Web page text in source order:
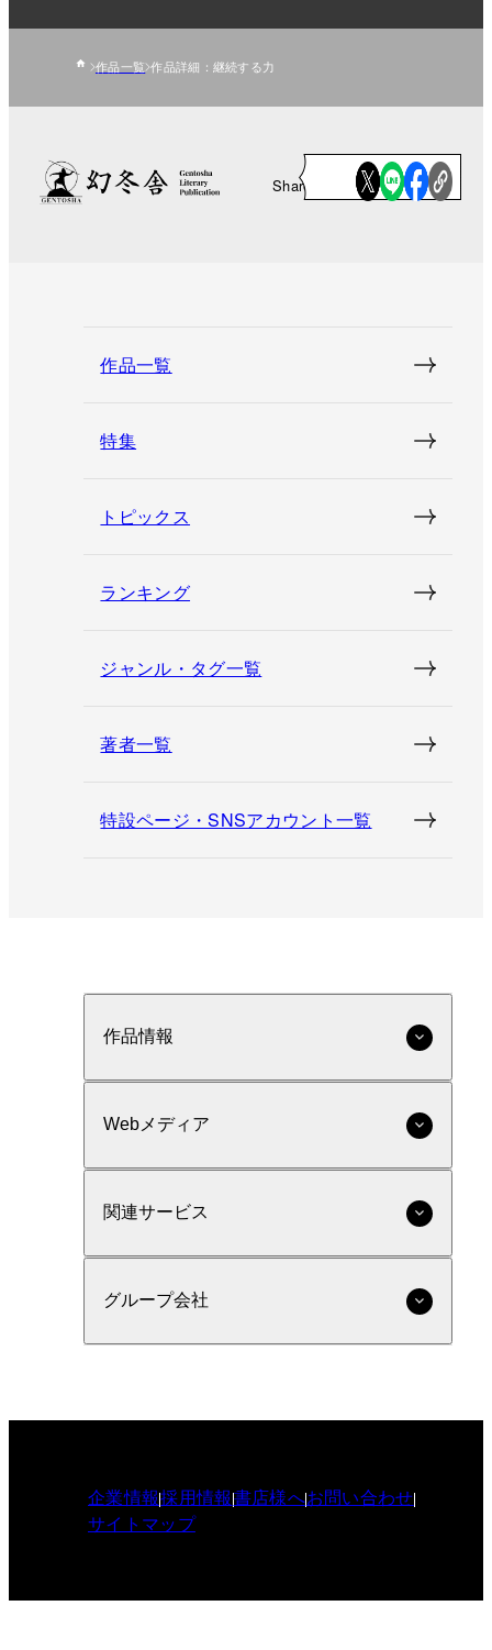
作品一覧 作品詳細：継続する力
Share
作品一覧
特集
トピックス
ランキング
ジャンル・タグ一覧
著者一覧
特設ページ・SNSアカウント一覧
作品情報
Webメディア
関連サービス
グループ会社
企業情報採用情報書店様へお問い合わせ
サイトマップ